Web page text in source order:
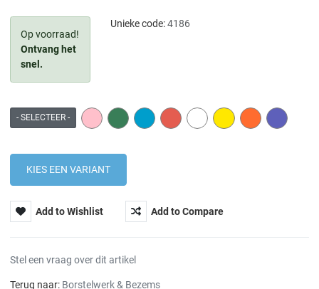
Op voorraad!
Ontvang het
snel.
Unieke code: 4186
- SELECTEER - PINK GREEN BLUE RED WHITE YELLOW ORANGE PURPLE
Add to Wishlist Add to Compare
Stel een vraag over dit artikel
Terug naar: Borstelwerk & Bezems